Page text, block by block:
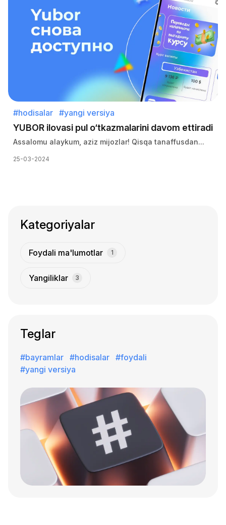
#hodisalar #yangi versiya
YUBOR ilovasi pul o‘tkazmalarini davom ettiradi
Assalomu alaykum, aziz mijozlar! Qisqa tanaffusdan...
25-03-2024
Kategoriyalar
Foydali ma'lumotlar 1
Yangiliklar 3
Teglar
#bayramlar #hodisalar #foydali
#yangi versiya